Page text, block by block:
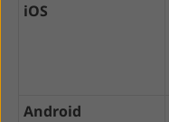
iOS
Android